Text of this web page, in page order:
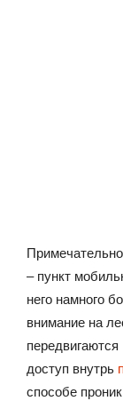
– пункт
него намного
внимание на
доступ внутрь
способе